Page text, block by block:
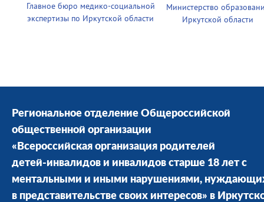
Главное бюро медико-социальной
экспертизы по Иркутской области
Министерство
Иркутской области
Региональное отделение Общероссийской
общественной организации
«Всероссийская организация родителей
детей-инвалидов и инвалидов старше 18 лет с
ментальными и иными нарушениями,
в представительстве своих интересов» в